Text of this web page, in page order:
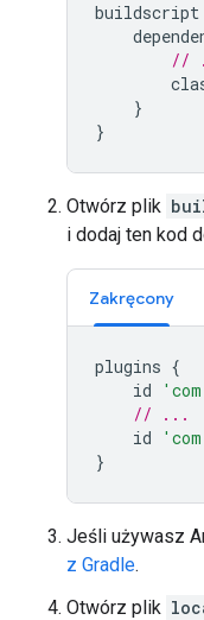
buildscript
//
}
}
Otwórz plik
i dodaj ten kod
Zakręcony
plugins {
id
// ...
id
}
Jeśli używasz
z Gradle.
Otwórz plik